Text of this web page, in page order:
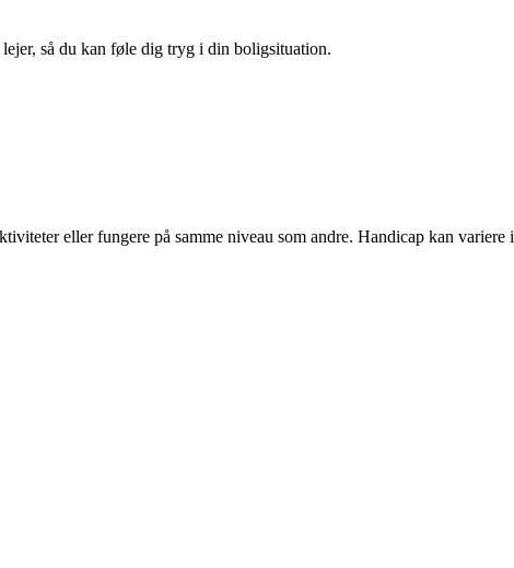
så du kan føle dig tryg i din boligsituation.
eller fungere på samme niveau som andre. Handicap kan variere i